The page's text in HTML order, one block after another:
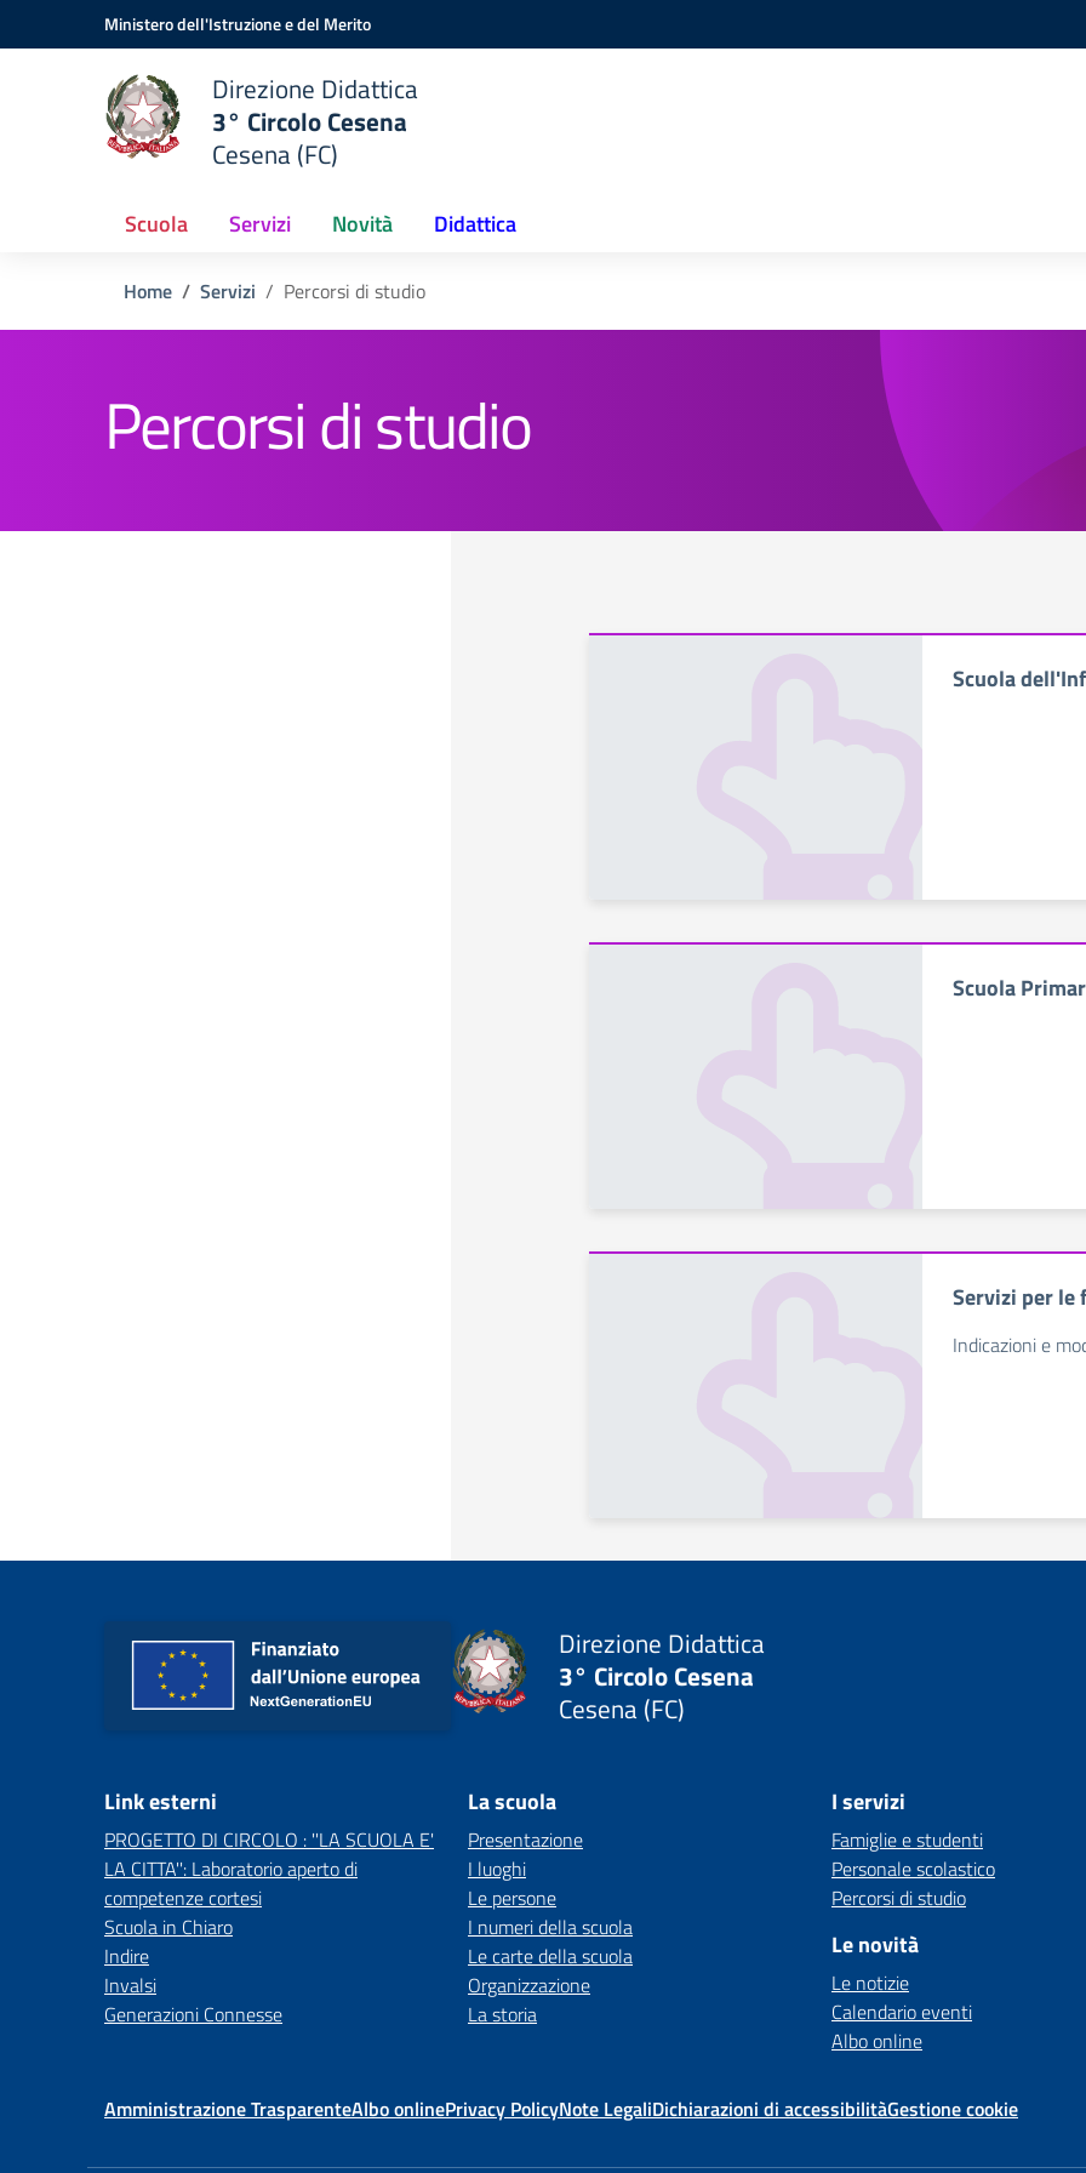
Vai ai contenuti
Vai al menu di navigazioneMinistero dell'Istruzione e del Merito
Direzione Didattica
3° Circolo Cesena
Cesena (FC)
Scuola Servizi Novità Didattica
Home Servizi Percorsi di studio
Percorsi di studio
Scuola
Scuola
Servizi per le
Indicazioni e
Direzione Didattica
3° Circolo Cesena
Cesena (FC)
Link esterni
PROGETTO DI CIRCOLO : ''LA SCUOLA E'
LA CITTA'': Laboratorio aperto di
competenze cortesi
Scuola in Chiaro
Indire
Invalsi
Generazioni Connesse
La scuola
Presentazione
I luoghi
Le persone
I numeri della scuola
Le carte della scuola
Organizzazione
La storia
I servizi
Famiglie e studenti
Personale scolastico
Percorsi di studio
Le novità
Le notizie
Calendario eventi
Albo online
Amministrazione TrasparenteAlbo onlinePrivacy PolicyNote LegaliDichiarazioni di accessibilitàGestione cookie